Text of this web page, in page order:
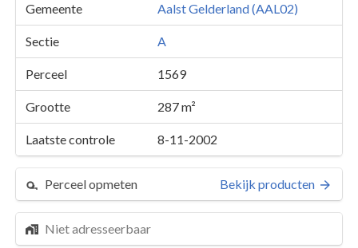
Gemeente Aalst Gelderland (AAL02)
Sectie A
Perceel 1569
Grootte 287 m²
Laatste controle 8-11-2002
Perceel opmeten Bekijk producten
Niet adresseerbaar